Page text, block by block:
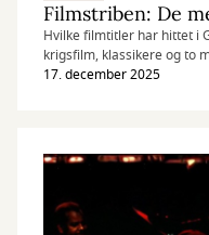
Filmstriben: De
Hvilke filmtitler har hittet i
krigsfilm, klassikere og to
midt i livet.
17. december 2025